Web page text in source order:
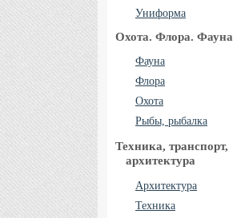
Униформа
Охота. Флора. Фауна
Фауна
Флора
Охота
Рыбы, рыбалка
Техника, транспорт,
архитектура
Архитектура
Техника